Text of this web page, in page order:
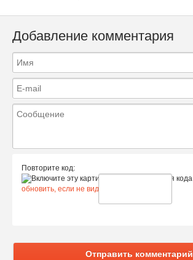
Добавление комментария
Повторите код:
обновить, если не виден код
Отправить комментарий